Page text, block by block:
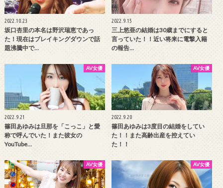
2022.10.23
坂口杏里の本名は野沢瑞恵であっ
た！現在はブレイキングダウンで話
題沸騰中で…
2022.9.15
三上悠亜の結婚は30歳までにすると
言っていた！！近い将来に電撃入籍
の報告…
AV女優
2022.9.21
篠田あゆみは旦那を「こっこ」と愛
称で呼んでいた！また彼女の
YouTube…
AV女優
2022.9.20
篠田あゆみは3度目の結婚をしてい
た！！また高齢出産を控えてい
た！！
AV女優 AV女優